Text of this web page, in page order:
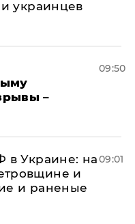
украинцев
–
09:50
в Украине: на
и
и раненые
09:01